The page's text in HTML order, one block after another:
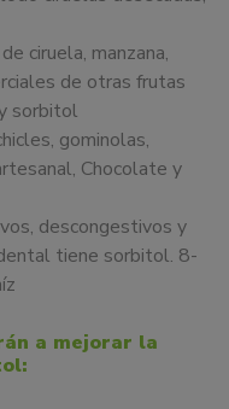
ciruela, manzana,
de otras frutas
sorbitol
gominolas,
Chocolate y
descongestivos y
tiene sorbitol. 8-
a mejorar la